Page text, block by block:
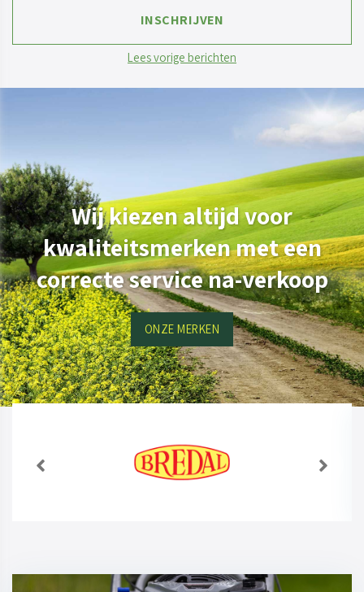
Lees vorige berichten
Wij kiezen altijd voor
kwaliteitsmerken met een
correcte service na-verkoop
ONZE MERKEN